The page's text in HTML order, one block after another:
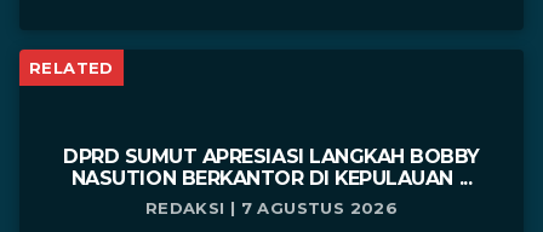
RELATED
DPRD SUMUT APRESIASI LANGKAH BOBBY
NASUTION BERKANTOR DI KEPULAUAN ...
REDAKSI | 7 AGUSTUS 2026